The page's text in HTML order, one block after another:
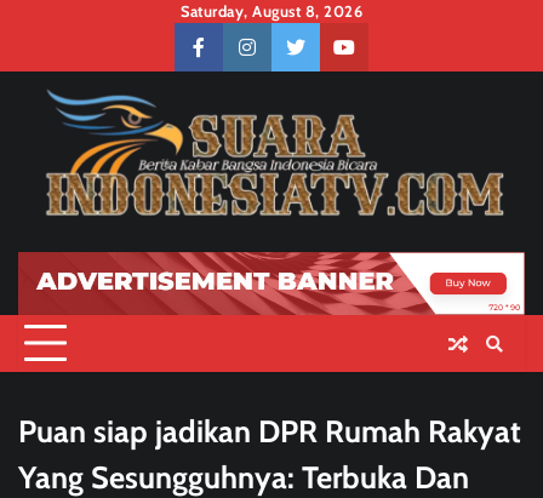
content
Saturday, August 8, 2026
facebookinstagramtwitteryoutube
Puan siap jadikan DPR Rumah Rakyat
Yang Sesungguhnya: Terbuka Dan